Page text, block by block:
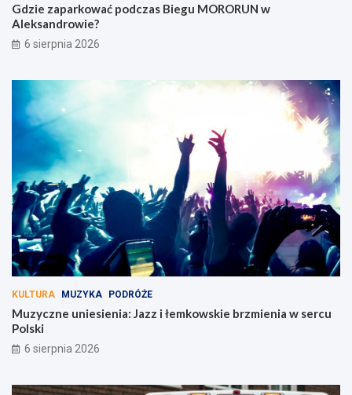
Gdzie zaparkować podczas Biegu MORORUN w
Aleksandrowie?
6 sierpnia 2026
KULTURA MUZYKA PODRÓŻE
Muzyczne uniesienia: Jazz i łemkowskie brzmienia w sercu
Polski
6 sierpnia 2026